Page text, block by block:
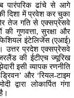
पारंपरिक ढांचे से आगे
दिशा में प्रवेश कर चुका
तेज गति से एक्सप्रेसवे
गुणवत्ता, सुरक्षा और
इंटेलिजेंस (एआई)
प्रदेश एक्सप्रेसवे
की ईटीएच ज्यूरिख
इसी व्यापक रणनीति
और ‘रियल-टाइम
द्वारा लोकार्पित गंगा